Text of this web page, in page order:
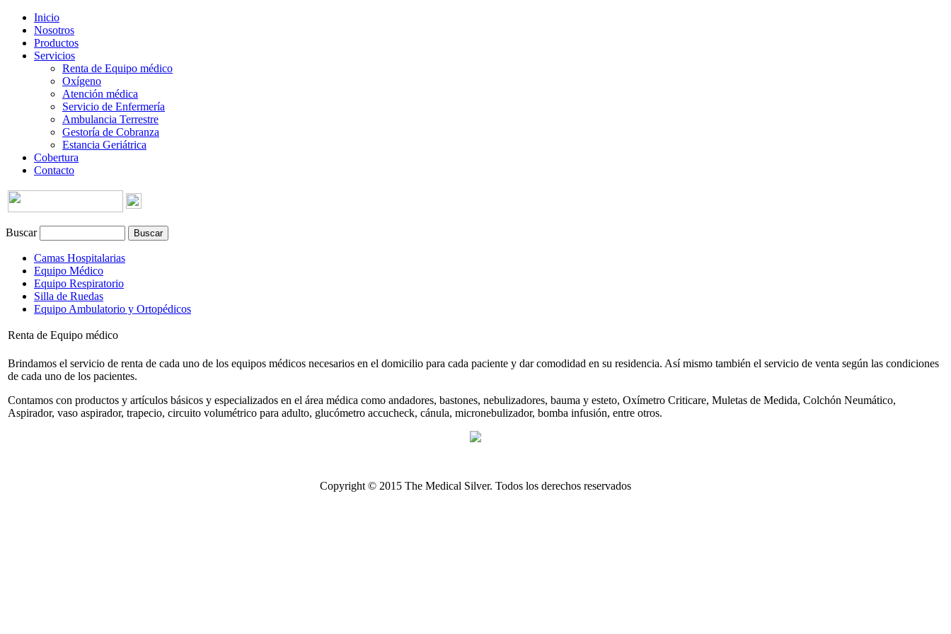
Inicio
Nosotros
Productos
Servicios
Renta de Equipo médico
Oxígeno
Atención médica
Servicio de Enfermería
Ambulancia Terrestre
Gestoría de Cobranza
Estancia Geriátrica
Cobertura
Contacto
Buscar
Camas Hospitalarias
Equipo Médico
Equipo Respiratorio
Silla de Ruedas
Equipo Ambulatorio y Ortopédicos
Renta de Equipo médico
Brindamos el servicio de renta de cada uno de los equipos médicos necesarios en el domicilio para cada paciente y dar comodidad en su residencia. Así mismo también el servicio de venta según las condiciones
de cada uno de los pacientes.
Contamos con productos y artículos básicos y especializados en el área médica como andadores, bastones, nebulizadores, bauma y esteto, Oxímetro Criticare, Muletas de Medida, Colchón Neumático,
Aspirador, vaso aspirador, trapecio, circuito volumétrico para adulto, glucómetro accucheck, cánula, micronebulizador, bomba infusión, entre otros.
Copyright © 2015 The Medical Silver. Todos los derechos reservados